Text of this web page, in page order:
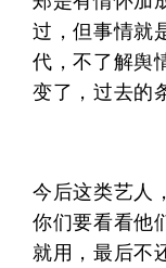
过，但事情就
代，不了解舆
变了，过去的
今后这类艺人
你们要看看他
就用，最后不